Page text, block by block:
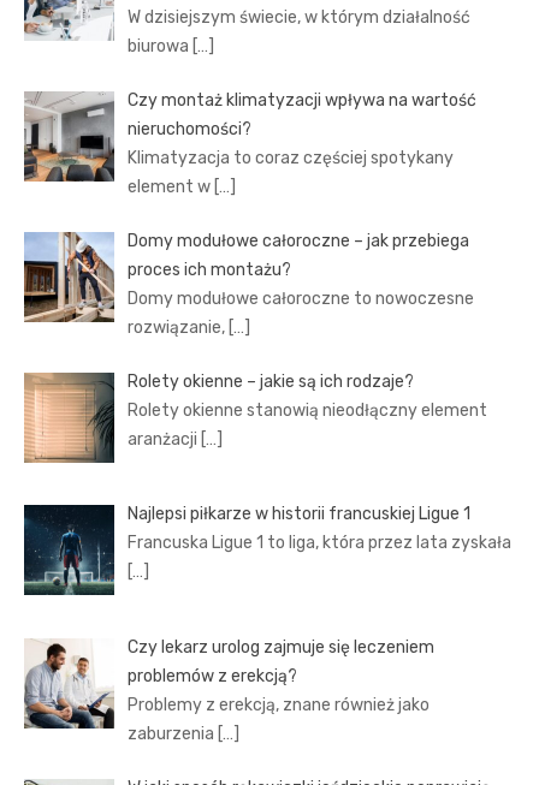
W dzisiejszym świecie, w którym działalność
biurowa […]
Czy montaż klimatyzacji wpływa na wartość
nieruchomości?
Klimatyzacja to coraz częściej spotykany
element w […]
Domy modułowe całoroczne – jak przebiega
proces ich montażu?
Domy modułowe całoroczne to nowoczesne
rozwiązanie, […]
Rolety okienne – jakie są ich rodzaje?
Rolety okienne stanowią nieodłączny element
aranżacji […]
Najlepsi piłkarze w historii francuskiej Ligue 1
Francuska Ligue 1 to liga, która przez lata zyskała
[…]
Czy lekarz urolog zajmuje się leczeniem
problemów z erekcją?
Problemy z erekcją, znane również jako
zaburzenia […]